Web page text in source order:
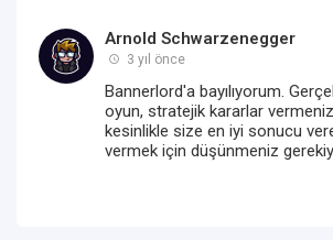
Arnold Schwarzenegger
3 yıl önce
Bannerlord'a bayılıyorum.
oyun, stratejik kararlar
kesinlikle size en iyi sonucu
vermek için düşünmeniz